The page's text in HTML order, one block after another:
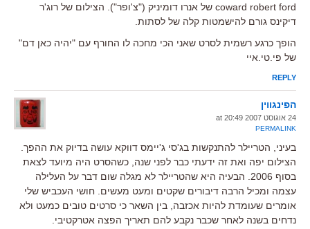
coward robert ford של אנרו דומיניק ("צ'ופר"). הצילום של רוג'ר
דיקינס גורם להישמטות קלה של לסתות.
הופך כרגע רשמית לסרט שאני הכי מחכה לו החורף עם "יהיה כאן דם"
של פי.טי.איי
REPLY
הפינגווין
24 אוגוסט 2007 at 20:49
PERMALINK
בעיני, הטריילר להתנקשות בג'סי ג'יימס דווקא עושה בדיוק את ההפך.
הצילום יפה ואת זה ידעתי כבר לפני שנה, כשהסרט היה מיועד לצאת
בסוף 2006. הבעיה היא שהטריילר לא מגלה שום דבר על העלילה
עצמה ומכיל הרבה דיבורים שקטים ומעט מעשים. חושי העכביש שלי
אומרים שעומדת להיות אכזבה, בין השאר כי סרטים טובים כמעט ולא
נדחים בשנה לאחר שכבר נקבע להם תאריך הפצה אטרקטיבי.